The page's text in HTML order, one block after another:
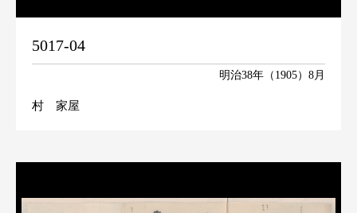
5017-04
明治38年（1905）8月
村 家屋